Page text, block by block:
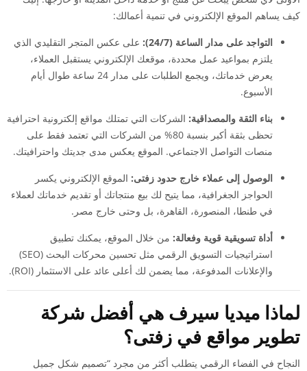
كيف يساهم الموقع الإلكتروني في تنمية أعمالك:
التواجد على مدار الساعة (24/7):
على عكس المتجر التقليدي الذي
يلتزم بمواعيد عمل محددة، موقعك الإلكتروني يستقبل العملاء،
يعرض خدماتك، ويجمع الطلبات على مدار 24 ساعة طوال أيام
الأسبوع.
بناء الثقة والمصداقية: الشركات التي تمتلك مواقع إلكترونية احترافية
تحظى بثقة أكبر بنسبة 80% من الشركات التي تعتمد فقط على
منصات التواصل الاجتماعي. الموقع يعكس مدى جديتك واحترافيتك.
الوصول إلى عملاء خارج حدود زفتى: الموقع الإلكتروني يكسر
الحواجز الجغرافية، مما يتيح لك بيع منتجاتك أو تقديم خدماتك لعملاء
في طنطا، المنصورة، القاهرة، بل وحتى خارج مصر.
أداة تسويقية قوية وفعالة: من خلال الموقع، يمكنك تطبيق
استراتيجيات التسويق الرقمي مثل تحسين محركات البحث (SEO)
والإعلانات المدفوعة، مما يضمن لك أعلى عائد على الاستثمار (ROI).
لماذا ميديا سيرف هي أفضل شركة
تطوير مواقع في زفتى؟
النجاح في الفضاء الرقمي يتطلب أكثر من مجرد “تصميم شكل جميل